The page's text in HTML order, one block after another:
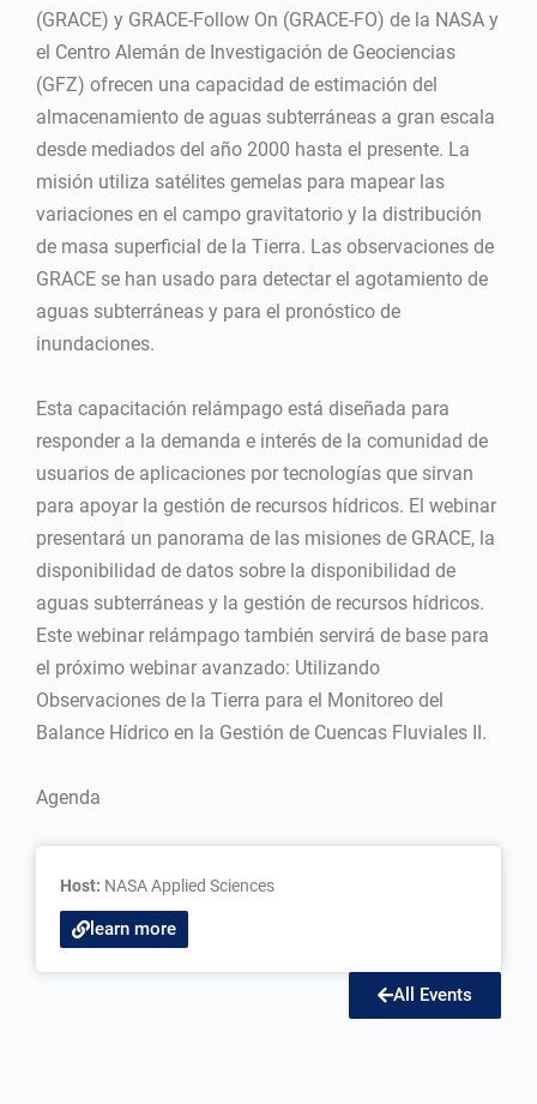
(GRACE) y GRACE-Follow On (GRACE-FO) de la NASA y
el Centro Alemán de Investigación de Geociencias
(GFZ) ofrecen una capacidad de estimación del
almacenamiento de aguas subterráneas a gran escala
desde mediados del año 2000 hasta el presente. La
misión utiliza satélites gemelas para mapear las
variaciones en el campo gravitatorio y la distribución
de masa superficial de la Tierra. Las observaciones de
GRACE se han usado para detectar el agotamiento de
aguas subterráneas y para el pronóstico de
inundaciones.
Esta capacitación relámpago está diseñada para
responder a la demanda e interés de la comunidad de
usuarios de aplicaciones por tecnologías que sirvan
para apoyar la gestión de recursos hídricos. El webinar
presentará un panorama de las misiones de GRACE, la
disponibilidad de datos sobre la disponibilidad de
aguas subterráneas y la gestión de recursos hídricos.
Este webinar relámpago también servirá de base para
el próximo webinar avanzado: Utilizando
Observaciones de la Tierra para el Monitoreo del
Balance Hídrico en la Gestión de Cuencas Fluviales II.
Agenda
Host: NASA Applied Sciences
learn more
All Events